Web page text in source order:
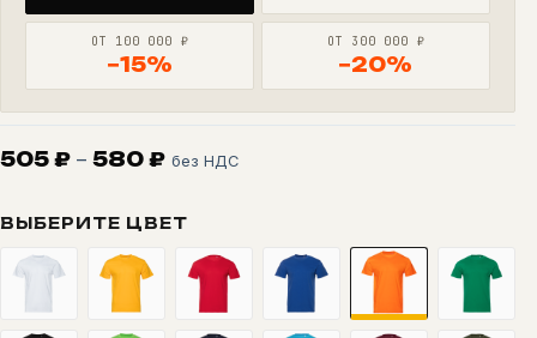
ОТ 100 000 ₽
−15%
ОТ 300 000 ₽
−20%
505 ₽ – 580 ₽Диапазон
–
580 ₽
без НДС
ВЫБЕРИТЕ ЦВЕТ